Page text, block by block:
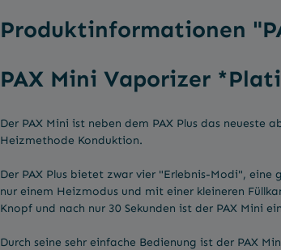
Produktinformationen
PAX Mini Vaporizer
Der PAX Mini ist neben dem PAX Plus das
Heizmethode Konduktion.
Der PAX Plus bietet zwar vier "Erlebnis-Modi", eine
nur einem Heizmodus und mit einer kleineren
Knopf und nach nur 30 Sekunden ist der PAX Mini
Durch seine sehr einfache Bedienung ist der PAX